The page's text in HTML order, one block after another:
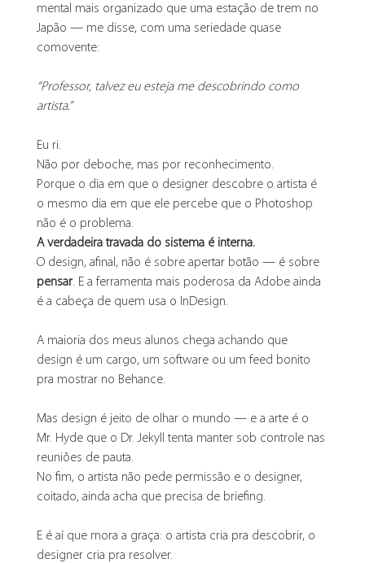
mental mais organizado que uma estação de trem no
Japão — me disse, com uma seriedade quase
comovente:
“Professor, talvez eu esteja me descobrindo como
artista.”
Eu ri.
Não por deboche, mas por reconhecimento.
Porque o dia em que o designer descobre o artista é
o mesmo dia em que ele percebe que o Photoshop
não é o problema.
A verdadeira travada do sistema é interna.
O design, afinal, não é sobre apertar botão — é sobre
pensar. E a ferramenta mais poderosa da Adobe ainda
é a cabeça de quem usa o InDesign.
A maioria dos meus alunos chega achando que
design é um cargo, um software ou um feed bonito
pra mostrar no Behance.
Mas design é jeito de olhar o mundo — e a arte é o
Mr. Hyde que o Dr. Jekyll tenta manter sob controle nas
reuniões de pauta.
No fim, o artista não pede permissão e o designer,
coitado, ainda acha que precisa de briefing.
E é aí que mora a graça: o artista cria pra descobrir, o
designer cria pra resolver.